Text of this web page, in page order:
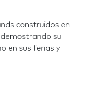
construidos en
su
en sus ferias y